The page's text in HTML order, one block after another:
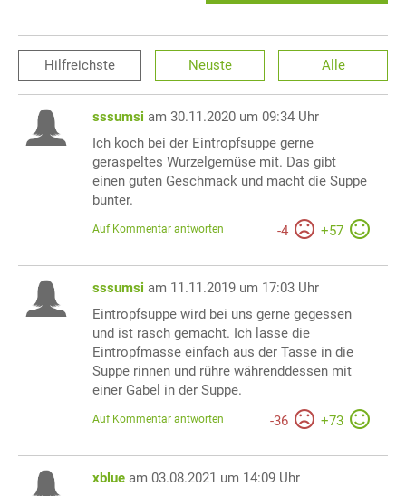
Hilfreichste Neuste Alle
sssumsi am 30.11.2020 um 09:34 Uhr
Ich koch bei der Eintropfsuppe gerne
geraspeltes Wurzelgemüse mit. Das gibt
einen guten Geschmack und macht die Suppe
bunter.
-4 +57
Auf Kommentar antworten
sssumsi am 11.11.2019 um 17:03 Uhr
Eintropfsuppe wird bei uns gerne gegessen
und ist rasch gemacht. Ich lasse die
Eintropfmasse einfach aus der Tasse in die
Suppe rinnen und rühre währenddessen mit
einer Gabel in der Suppe.
-36 +73
Auf Kommentar antworten
xblue am 03.08.2021 um 14:09 Uhr